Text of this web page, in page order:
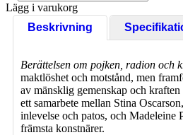
Lägg i varukorg
Beskrivning
Berättelsen om pojken, radion och
maktlöshet och motstånd, men
av mänsklig gemenskap och
ett samarbete mellan Stina
inlevelse och patos, och Madeleine
främsta konstnärer.